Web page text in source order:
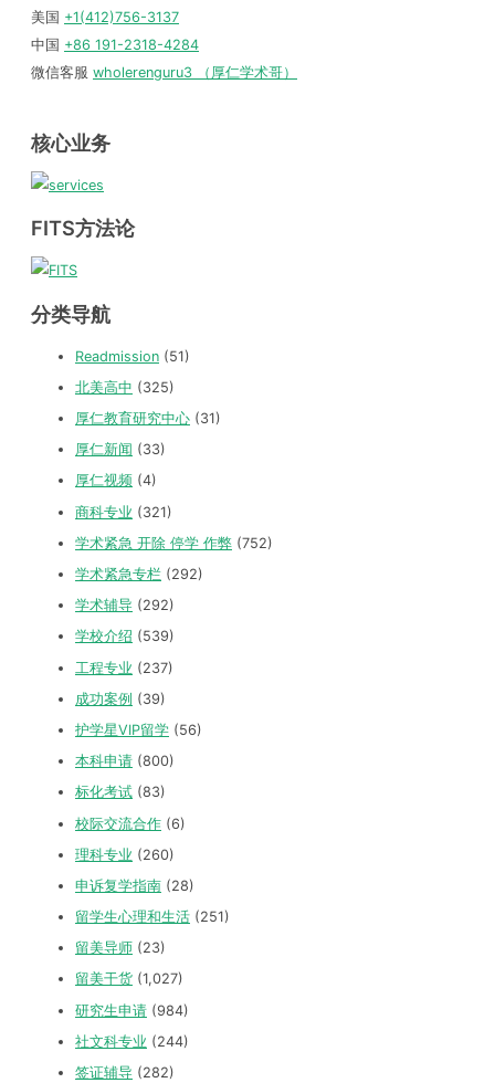
美国 +1(412)756-3137
中国 +86 191-2318-4284
微信客服 wholerenguru3 （厚仁学术哥）
核心业务
FITS方法论
分类导航
Readmission (51)
北美高中 (325)
厚仁教育研究中心 (31)
厚仁新闻 (33)
厚仁视频 (4)
商科专业 (321)
学术紧急 开除 停学 作弊 (752)
学术紧急专栏 (292)
学术辅导 (292)
学校介绍 (539)
工程专业 (237)
成功案例 (39)
护学星VIP留学 (56)
本科申请 (800)
标化考试 (83)
校际交流合作 (6)
理科专业 (260)
申诉复学指南 (28)
留学生心理和生活 (251)
留美导师 (23)
留美干货 (1,027)
研究生申请 (984)
社文科专业 (244)
签证辅导 (282)